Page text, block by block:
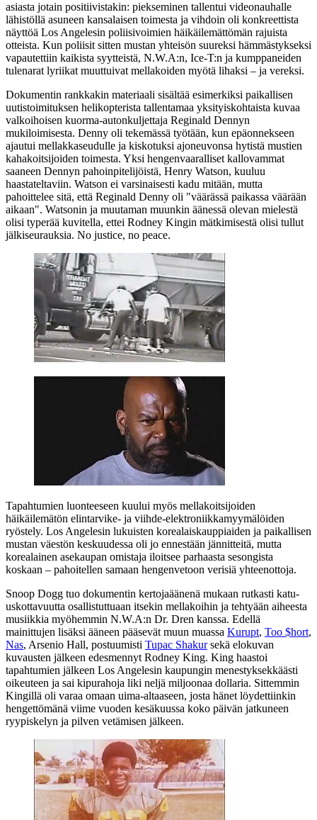
asiasta jotain positiivistakin: piekseminen tallentui videonauhalle
lähistöllä asuneen kansalaisen toimesta ja vihdoin oli konkreettista
näyttöä Los Angelesin poliisivoimien häikäilemättömän rajuista
otteista. Kun poliisit sitten mustan yhteisön suureksi hämmästykseksi
vapautettiin kaikista syytteistä, N.W.A:n, Ice‑T:n ja kumppaneiden
tulenarat lyriikat muuttuivat mellakoiden myötä lihaksi – ja vereksi.
Dokumentin rankkakin materiaali sisältää esimerkiksi paikallisen
uutistoimituksen helikopterista tallentamaa yksityiskohtaista kuvaa
valkoihoisen kuorma-autonkuljettaja Reginald Dennyn
mukiloimisesta. Denny oli tekemässä työtään, kun epäonnekseen
ajautui mellakkaseudulle ja kiskotuksi ajoneuvonsa hytistä mustien
kahakoitsijoiden toimesta. Yksi hengenvaaralliset kallovammat
saaneen Dennyn pahoinpitelijöistä, Henry Watson, kuuluu
haastateltaviin. Watson ei varsinaisesti kadu mitään, mutta
pahoittelee sitä, että Reginald Denny oli "väärässä paikassa väärään
aikaan". Watsonin ja muutaman muunkin äänessä olevan mielestä
olisi typerää kuvitella, ettei Rodney Kingin mätkimisestä olisi tullut
jälkiseurauksia. No justice, no peace.
Tapahtumien luonteeseen kuului myös mellakoitsijoiden
häikäilemätön elintarvike‑ ja viihde-elektroniikkamyymälöiden
ryöstely. Los Angelesin lukuisten korealaiskauppiaiden ja paikallisen
mustan väestön keskuudessa oli jo ennestään jännitteitä, mutta
korealainen asekaupan omistaja iloitsee parhaasta sesongista
koskaan – pahoitellen samaan hengenvetoon verisiä yhteenottoja.
Snoop Dogg tuo dokumentin kertojaäänenä mukaan rutkasti katu-
uskottavuutta osallistuttuaan itsekin mellakoihin ja tehtyään aiheesta
musiikkia myöhemmin N.W.A:n Dr. Dren kanssa. Edellä
mainittujen lisäksi ääneen pääsevät muun muassa Kurupt, Too $hort,
Nas, Arsenio Hall, postuumisti Tupac Shakursekä elokuvan
kuvausten jälkeen edesmennyt Rodney King. King haastoi
tapahtumien jälkeen Los Angelesin kaupungin menestyksekkäästi
oikeuteen ja sai kipurahoja liki neljä miljoonaa dollaria. Sittemmin
Kingillä oli varaa omaan uima-altaaseen, josta hänet löydettiinkin
hengettömänä viime vuoden kesäkuussa koko päivän jatkuneen
ryypiskelyn ja pilven vetämisen jälkeen.